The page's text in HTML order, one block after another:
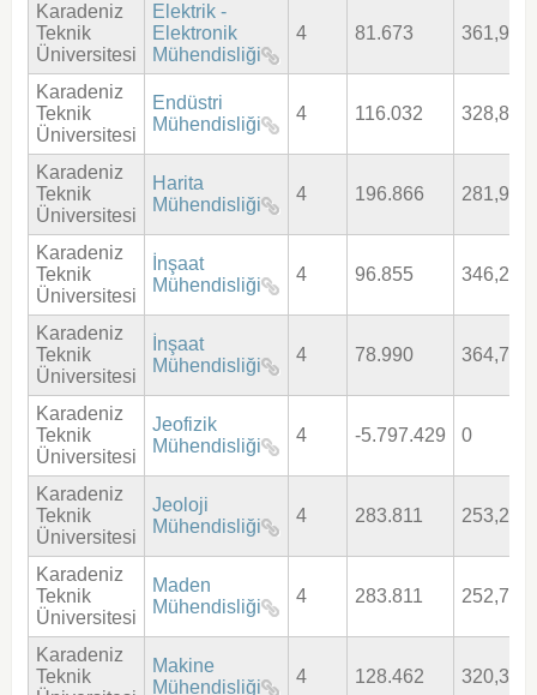
Karadeniz
Teknik
Üniversitesi
Elektrik -
Elektronik
Mühendisliği
4 81.673
Karadeniz
Teknik
Üniversitesi
Endüstri
Mühendisliği
4 116.032
Karadeniz
Teknik
Üniversitesi
Harita
Mühendisliği
4 196.866
Karadeniz
Teknik
Üniversitesi
İnşaat
Mühendisliği
4 96.855
Karadeniz
Teknik
Üniversitesi
İnşaat
Mühendisliği
4 78.990
Karadeniz
Teknik
Üniversitesi
Jeofizik
Mühendisliği
4 -5.797.429 0
Karadeniz
Teknik
Üniversitesi
Jeoloji
Mühendisliği
4 283.811
Karadeniz
Teknik
Üniversitesi
Maden
Mühendisliği
4 283.811
Karadeniz
Teknik
Makine
Mühendisliği
4 128.462